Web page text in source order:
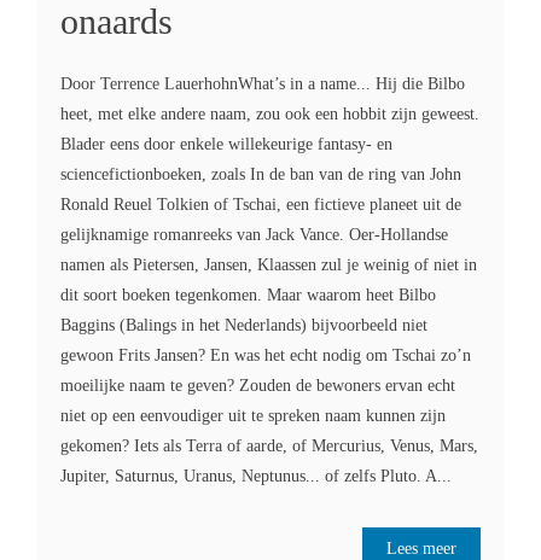
onaards
Door Terrence LauerhohnWhat’s in a name... Hij die Bilbo
heet, met elke andere naam, zou ook een hobbit zijn geweest.
Blader eens door enkele willekeurige fantasy- en
sciencefictionboeken, zoals In de ban van de ring van John
Ronald Reuel Tolkien of Tschai, een fictieve planeet uit de
gelijknamige romanreeks van Jack Vance. Oer-Hollandse
namen als Pietersen, Jansen, Klaassen zul je weinig of niet in
dit soort boeken tegenkomen. Maar waarom heet Bilbo
Baggins (Balings in het Nederlands) bijvoorbeeld niet
gewoon Frits Jansen? En was het echt nodig om Tschai zo’n
moeilijke naam te geven? Zouden de bewoners ervan echt
niet op een eenvoudiger uit te spreken naam kunnen zijn
gekomen? Iets als Terra of aarde, of Mercurius, Venus, Mars,
Jupiter, Saturnus, Uranus, Neptunus... of zelfs Pluto. A...
Lees meer